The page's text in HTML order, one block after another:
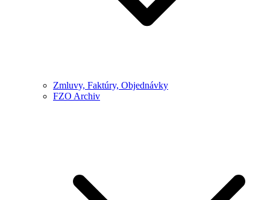
Zmluvy, Faktúry, Objednávky
FZO Archiv